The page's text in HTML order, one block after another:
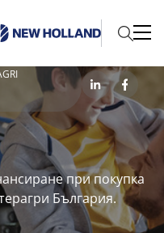
при покупка
България.